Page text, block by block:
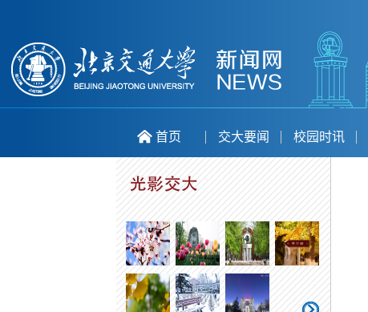
首页 交大要闻 校园时讯
喜庆二十大